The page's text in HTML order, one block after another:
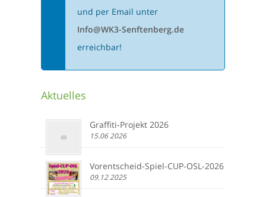
und per Email unter
Info@WK3-Senftenberg.de
erreichbar!
Aktuelles
Graffiti-Projekt 2026
15.06 2026
Vorentscheid-Spiel-CUP-OSL-2026
09.12 2025